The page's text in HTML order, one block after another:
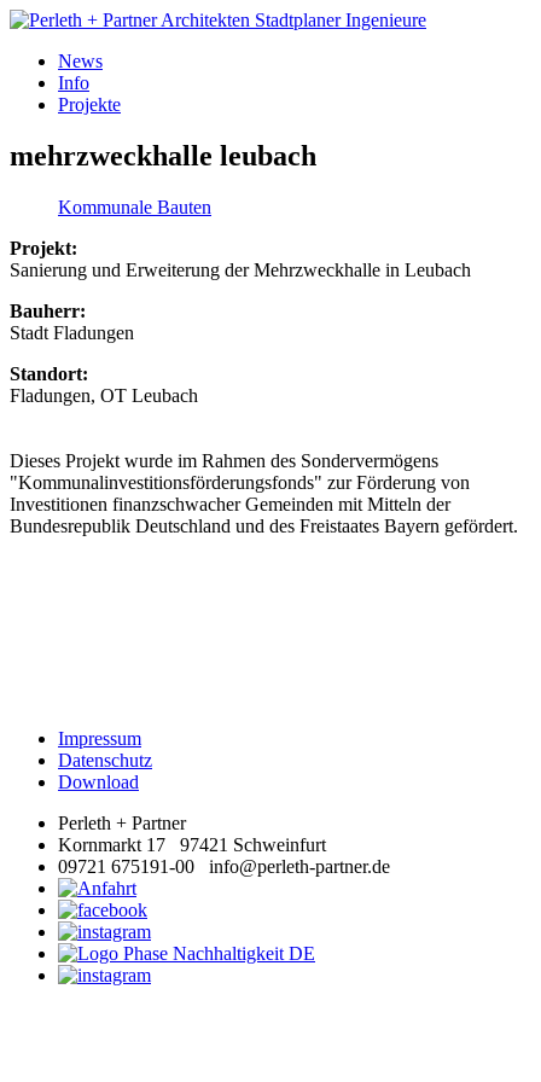
News
Info
Projekte
mehrzweckhalle leubach
Kommunale Bauten
Projekt:
Sanierung und Erweiterung der Mehrzweckhalle in Leubach
Bauherr:
Stadt Fladungen
Standort:
Fladungen, OT Leubach
Dieses Projekt wurde im Rahmen des Sondervermögens
"Kommunalinvestitionsförderungsfonds" zur Förderung von
Investitionen finanzschwacher Gemeinden mit Mitteln der
Bundesrepublik Deutschland und des Freistaates Bayern gefördert.
Impressum
Datenschutz
Download
Perleth + Partner
Kornmarkt 17 97421 Schweinfurt
09721 675191-00 info@perleth-partner.de